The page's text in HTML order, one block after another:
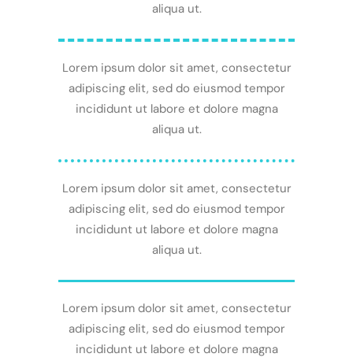
aliqua ut.
Lorem ipsum dolor sit amet, consectetur
adipiscing elit, sed do eiusmod tempor
incididunt ut labore et dolore magna
aliqua ut.
Lorem ipsum dolor sit amet, consectetur
adipiscing elit, sed do eiusmod tempor
incididunt ut labore et dolore magna
aliqua ut.
Lorem ipsum dolor sit amet, consectetur
adipiscing elit, sed do eiusmod tempor
incididunt ut labore et dolore magna